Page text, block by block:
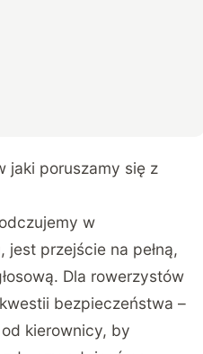
jaki poruszamy się z
w
przejście na pełną,
Dla rowerzystów
bezpieczeństwa –
kierownicy, by